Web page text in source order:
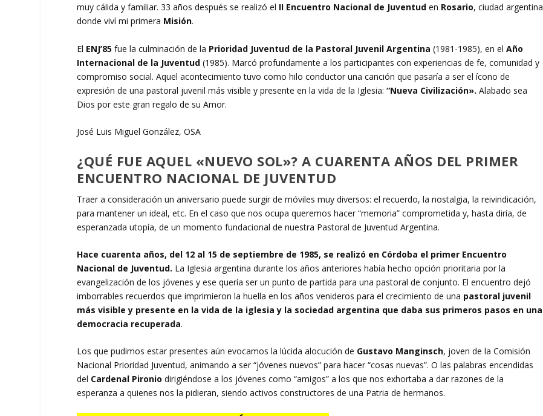
muy cálida y familiar. 33 años después se realizó el II Encuentro Nacional de Juventud en Rosario, ciudad argentina
donde viví mi primera Misión.
El ENJ’85 fue la culminación de la Prioridad Juventud de la Pastoral Juvenil Argentina (1981-1985), en elAño
Internacional de la Juventud (1985). Marcó profundamente a los participantes con experiencias de fe, comunidad y
compromiso social. Aquel acontecimiento tuvo como hilo conductor una canción que pasaría a ser el ícono de
expresión de una pastoral juvenil más visible y presente en la vida de la Iglesia:“Nueva Civilización». Alabado sea
Dios por este gran regalo de su Amor.
José Luis Miguel González, OSA
¿QUÉ FUE AQUEL «NUEVO SOL»? A CUARENTA AÑOS DEL PRIMER
ENCUENTRO NACIONAL DE JUVENTUD
Traer a consideración un aniversario puede surgir de móviles muy diversos: el recuerdo, la nostalgia, la reivindicación,
para mantener un ideal, etc. En el caso que nos ocupa queremos hacer “memoria” comprometida y, hasta diría, de
esperanzada utopía, de un momento fundacional de nuestra Pastoral de Juventud Argentina.
Hace cuarenta años, del 12 al 15 de septiembre de 1985, se realizó en Córdoba el primer Encuentro
Nacional de Juventud. La Iglesia argentina durante los años anteriores había hecho opción prioritaria por la
evangelización de los jóvenes y ese quería ser un punto de partida para una pastoral de conjunto. El encuentro dejó
imborrables recuerdos que imprimieron la huella en los años venideros para el crecimiento de una pastoral juvenil
más visible y presente en la vida de la iglesia y la sociedad argentina que daba sus primeros pasos en una
democracia recuperada.
Los que pudimos estar presentes aún evocamos la lúcida alocución de Gustavo Manginsch, joven de la Comisión
Nacional Prioridad Juventud, animando a ser “jóvenes nuevos” para hacer “cosas nuevas”. O las palabras encendidas
del Cardenal Pironiodirigiéndose a los jóvenes como “amigos” a los que nos exhortaba a dar razones de la
esperanza a quienes nos la pidieran, siendo activos constructores de una Patria de hermanos.